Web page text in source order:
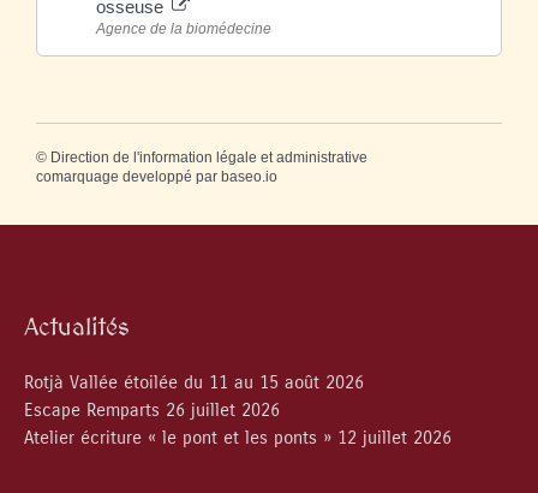
osseuse
Agence de la biomédecine
© Direction de l'information légale et administrative
comarquage developpé par baseo.io
Actualités
Rotjà Vallée étoilée du 11 au 15 août 2026
Escape Remparts 26 juillet 2026
Atelier écriture « le pont et les ponts » 12 juillet 2026